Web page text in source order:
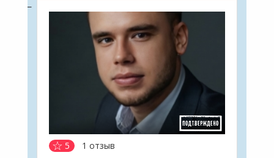
5 1 отзыв